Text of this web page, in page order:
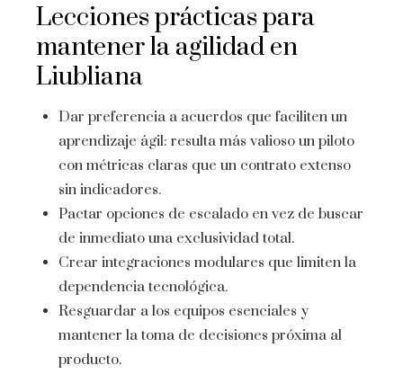
Lecciones prácticas para
mantener la agilidad en
Liubliana
Dar preferencia a acuerdos que faciliten un
aprendizaje ágil: resulta más valioso un piloto
con métricas claras que un contrato extenso
sin indicadores.
Pactar opciones de escalado en vez de buscar
de inmediato una exclusividad total.
Crear integraciones modulares que limiten la
dependencia tecnológica.
Resguardar a los equipos esenciales y
mantener la toma de decisiones próxima al
producto.